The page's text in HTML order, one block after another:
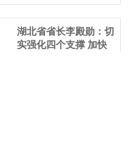
湖北省省长李殿勋：切
实强化四个支撑 加快